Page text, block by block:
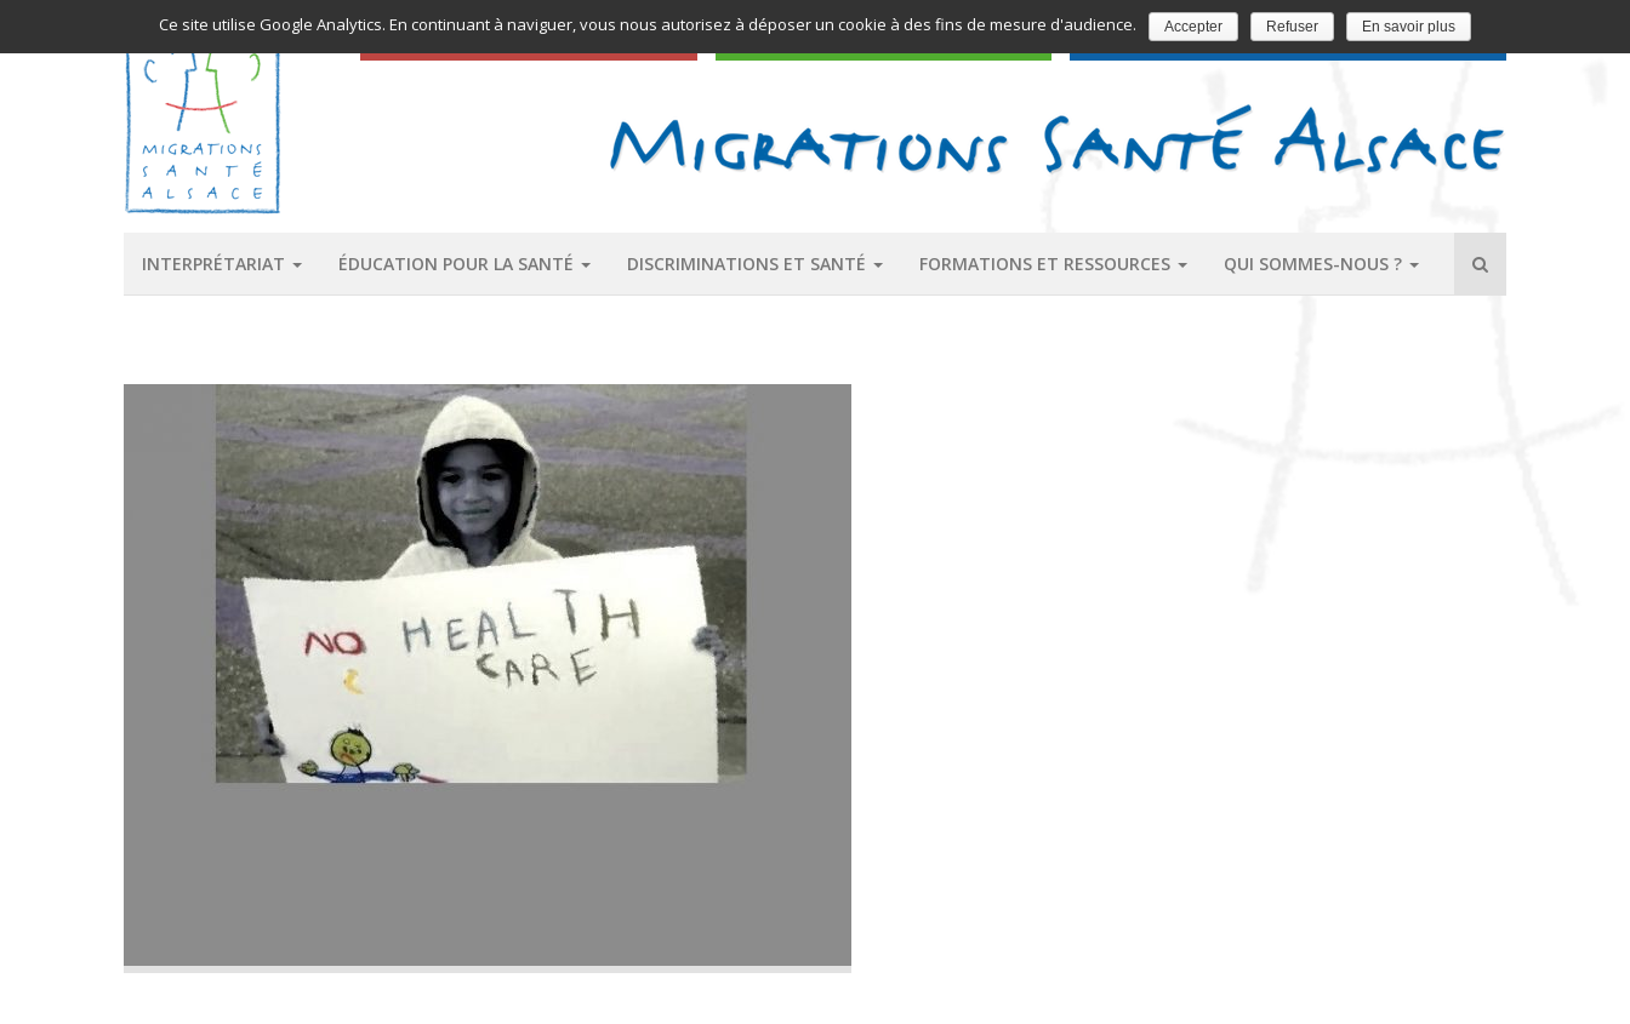
PÔLE RESSOURCES EDUCATION ET PROMOTION DE LA SANTÉ
INTERPRÉTARIAT ÉDUCATION POUR LA SANTÉ DISCRIMINATIONS ET SANTÉ FORMATIONS ET RESSOURCES QUI SOMMES-NOUS ?
Ce site utilise Google Analytics. En continuant à naviguer, vous nous autorisez à déposer un cookie à des fins de mesure d'audience. Accepter Refuser En savoir plus